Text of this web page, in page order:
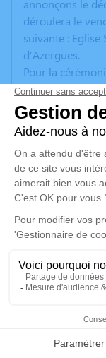
Faire-part
annonçons le
déroulera le
suivante :
d’Azergues.
Pour la
bougie dans un
l'autel. Une urne
l'attention du
Nous vous
Un service de
disponible ici.
Cérémonie
vendredi
69380